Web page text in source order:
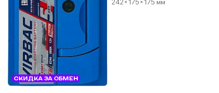
СКИДКА ЗА ОБМЕН
242×175×175 мм